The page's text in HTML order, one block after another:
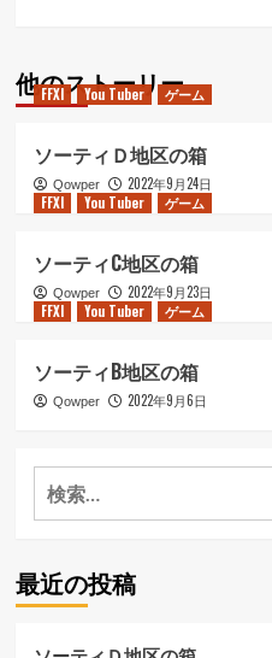
ー
シ
ョ
ン
他のストーリー
FFXI You Tuber ゲーム
ソーティＤ地区の箱
Qowper
2022年9月24日
FFXI
You Tuber ゲーム
ソーティC地区の箱
Qowper
2022年9月23日
FFXI
You Tuber ゲーム
ソーティB地区の箱
Qowper 2022年9月6日
検
索:
最近の投稿